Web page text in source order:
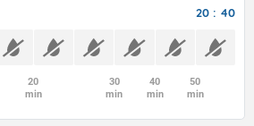
20 : 40
20
min
30
min
40
min
50
min